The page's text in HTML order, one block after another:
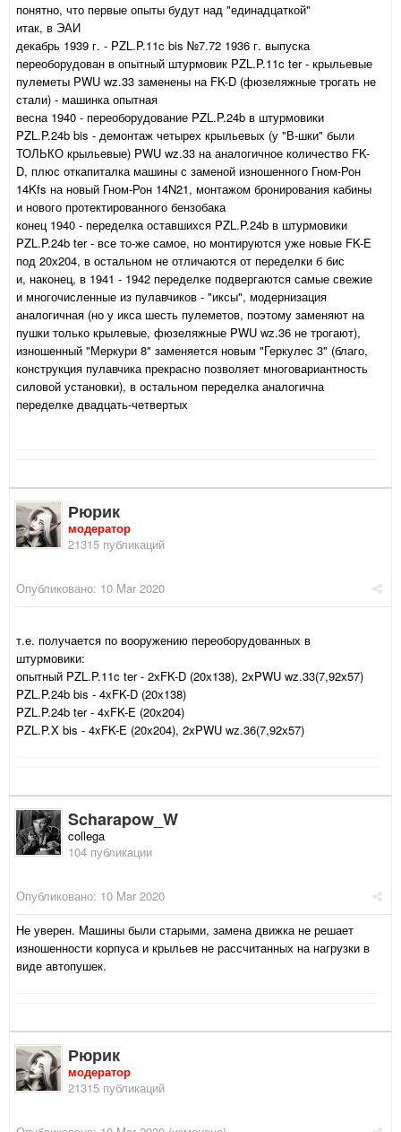
понятно, что первые опыты будут над "единадцаткой"
итак, в ЭАИ
декабрь 1939 г. - PZL.P.11c bis №7.72 1936 г. выпуска
переоборудован в опытный штурмовик PZL.P.11c ter - крыльевые
пулеметы PWU wz.33 заменены на FK-D (фюзеляжные трогать не
стали) - машинка опытная
весна 1940 - переоборудование PZL.P.24b в штурмовики
PZL.P.24b bis - демонтаж четырех крыльевых (у "В-шки" были
ТОЛЬКО крыльевые) PWU wz.33 на аналогичное количество FK-
D, плюс откапиталка машины с заменой изношенного Гном-Рон
14Kfs на новый Гном-Рон 14N21, монтажом бронирования кабины
и нового протектированного бензобака
конец 1940 - переделка оставшихся PZL.P.24b в штурмовики
PZL.P.24b ter - все то-же самое, но монтируются уже новые FK-E
под 20х204, в остальном не отличаются от переделки б бис
и, наконец, в 1941 - 1942 переделке подвергаются самые свежие
и многочисленные из пулавчиков - "иксы", модернизация
аналогичная (но у икса шесть пулеметов, поэтому заменяют на
пушки только крылевые, фюзеляжные PWU wz.36 не трогают),
изношенный "Меркури 8" заменяется новым "Геркулес 3" (благо,
конструкция пулавчика прекрасно позволяет многовариантность
силовой установки), в остальном переделка аналогична
переделке двадцать-четвертых
Рюрик
модератор
21315 публикаций
Опубликовано: 10 Mar 2020
т.е. получается по вооружению переоборудованных в
штурмовики:
опытный PZL.P.11c ter - 2хFK-D (20х138), 2хPWU wz.33(7,92х57)
PZL.P.24b bis - 4хFK-D (20х138)
PZL.P.24b ter - 4хFK-E (20х204)
PZL.P.X bis - 4xFK-E (20х204), 2хPWU wz.36(7,92х57)
Scharapow_W
collega
104 публикации
Опубликовано: 10 Mar 2020
Не уверен. Машины были старыми, замена движка не решает
изношенности корпуса и крыльев не рассчитанных на нагрузки в
виде автопушек.
Рюрик
модератор
21315 публикаций